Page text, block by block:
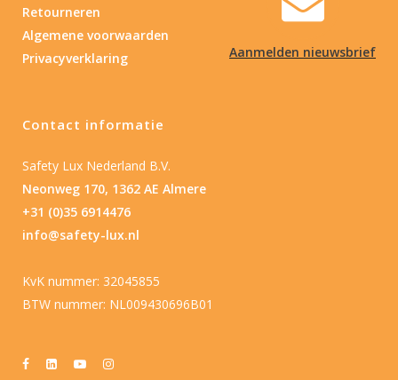
Aanmelden nieuwsbrief
Retourneren
Algemene voorwaarden
Privacyverklaring
Contact informatie
Safety Lux Nederland B.V.
Neonweg 170, 1362 AE Almere
+31 (0)35 6914476
info@safety-lux.nl
KvK nummer: 32045855
BTW nummer: NL009430696B01